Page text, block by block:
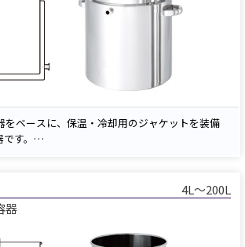
をベースに、保温・冷却用のジャケットを装備
す。
4L～200L
器